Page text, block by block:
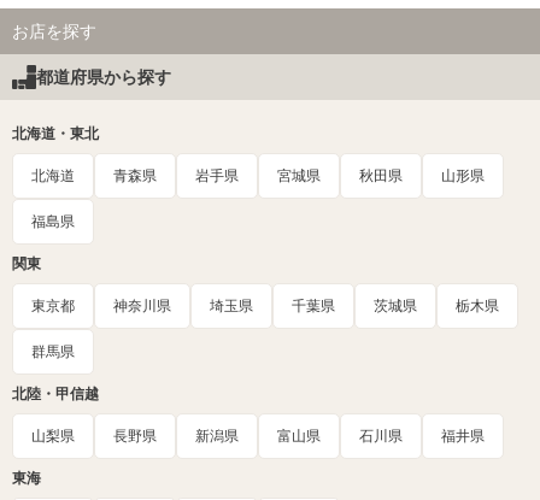
お店を探す
都道府県から探す
北海道・東北
北海道 青森県 岩手県 宮城県 秋田県 山形県
福島県
関東
東京都 神奈川県 埼玉県 千葉県 茨城県 栃木県
群馬県
北陸・甲信越
山梨県 長野県 新潟県 富山県 石川県 福井県
東海